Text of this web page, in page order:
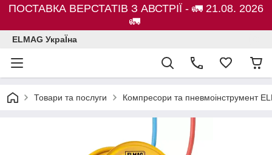
ПОСТАВКА ВЕРСТАТІВ З АВСТРІЇ - 🚛 21.08. 2026
🚛
ELMAG УкраЇна
Товари та послуги Компресори та пневмоінструмент